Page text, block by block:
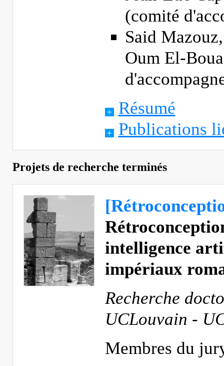
(comité
Said
Oum El-
Résumé
Publications
Projets de recherche terminés
intelligence
impériaux
Recherche
UCLouvain -
Membres du